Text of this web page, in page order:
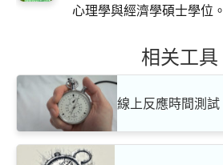
心理學與經濟學碩士學位。
相关工具
線上反應時間測試